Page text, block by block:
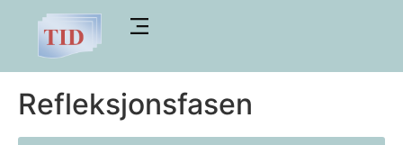
Refleksjonsfasen